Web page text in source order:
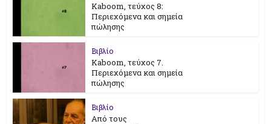
Kaboom, τεύχος 8:
Περιεχόμενα και σημεία
πώλησης
Βιβλίο
Kaboom, τεύχος 7.
Περιεχόμενα και σημεία
πώλησης
Βιβλίο
Από τους